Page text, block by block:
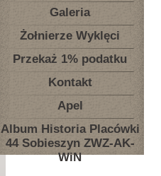
Galeria
Żołnierze Wyklęci
Przekaż 1% podatku
Kontakt
Apel
Album Historia Placówki
44 Sobieszyn ZWZ-AK-
WiN